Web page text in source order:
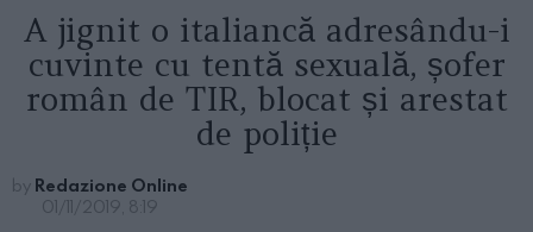
A jignit o italiancă adresându-i
cuvinte cu tentă sexuală, șofer
român de TIR, blocat și arestat
de poliție
by Redazione Online
01/11/2019, 8:19